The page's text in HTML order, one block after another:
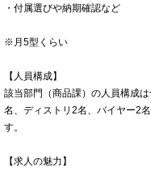
・付属選びや納期確認など
※月5型くらい
【人員構成】
該当部門（商品課）の人員構成
名、ディストリ2名、バイヤー2
す。
【求人の魅力】